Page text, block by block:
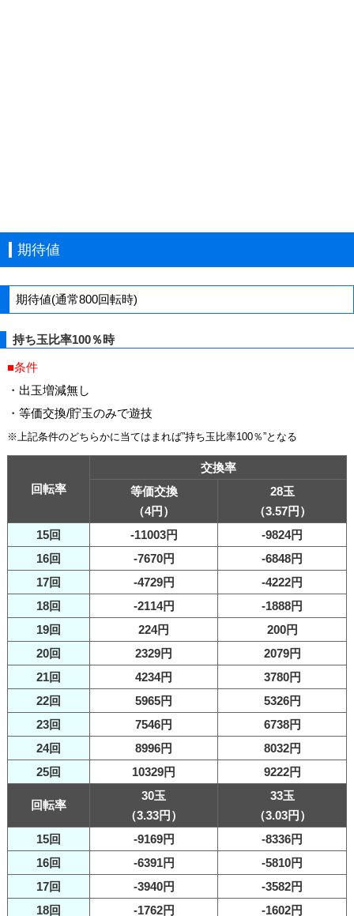
期待値
期待値(通常800回転時)
持ち玉比率100％時
■条件
・出玉増減無し
・等価交換/貯玉のみで遊技
※上記条件のどちらかに当てはまれば”持ち玉比率100％”となる
回転率
交換率
等価交換
（4円）
28玉
（3.57円）
15回
-11003円
-9824円
16回
-7670円
-6848円
17回
-4729円
-4222円
18回
-2114円
-1888円
19回
224円
200円
20回
2329円
2079円
21回
4234円
3780円
22回
5965円
5326円
23回
7546円
6738円
24回
8996円
8032円
25回
10329円 9222円
回転率
30玉
（3.33円）
33玉
（3.03円）
15回
-9169円
-8336円
16回
-6391円
-5810円
17回
-3940円
-3582円
18回
-1762円 -1602円